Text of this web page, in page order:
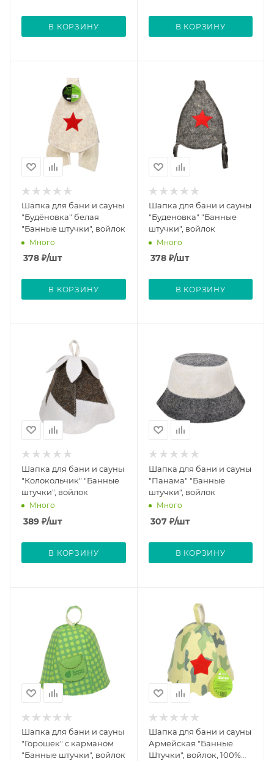
В КОРЗИНУ В КОРЗИНУ
Шапка для бани и сауны
"Будёновка" белая
"Банные штучки", войлок
Много
378 ₽/шт
В КОРЗИНУ
Шапка для бани и сауны
"Буденовка" "Банные
штучки", войлок
Много
378₽/шт
В КОРЗИНУ
Шапка для бани и сауны
"Колокольчик" "Банные
штучки", войлок
Много
389 ₽/шт
В КОРЗИНУ
Шапка для бани и сауны
"Панама" "Банные
штучки", войлок
Много
307₽/шт
В КОРЗИНУ
Шапка для бани и сауны
"Горошек" с карманом
"Банные штучки", войлок
Шапка для бани и сауны
Армейская "Банные
Штучки", войлок, 100%